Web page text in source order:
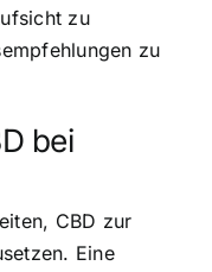
zu
zu
bei
CBD zur
Eine